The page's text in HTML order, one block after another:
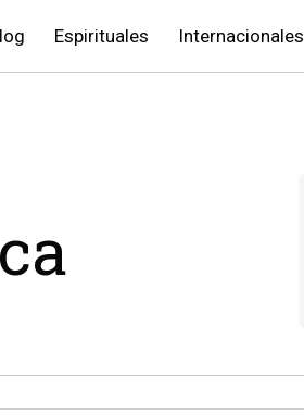
Espirituales Internacionales